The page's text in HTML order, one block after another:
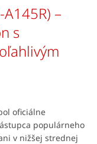
–
s
oficiálne
populárneho
v nižšej strednej